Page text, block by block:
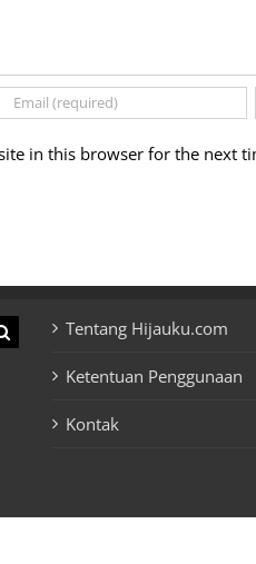
in this browser for the next
Tentang Hijauku.com
Ketentuan Penggunaan
Kontak